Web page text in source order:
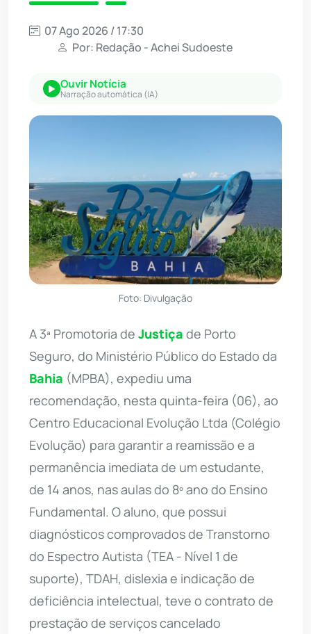
07 Ago 2026 / 17:30
Por: Redação - Achei Sudoeste
Ouvir Notícia
Narração automática (IA)
Foto: Divulgação
A 3ª Promotoria de Justiça de Porto
Seguro, do Ministério Público do Estado da
Bahia (MPBA), expediu uma
recomendação, nesta quinta-feira (06), ao
Centro Educacional Evolução Ltda (Colégio
Evolução) para garantir a reamissão e a
permanência imediata de um estudante,
de 14 anos, nas aulas do 8º ano do Ensino
Fundamental. O aluno, que possui
diagnósticos comprovados de Transtorno
do Espectro Autista (TEA - Nível 1 de
suporte), TDAH, dislexia e indicação de
deficiência intelectual, teve o contrato de
prestação de serviços cancelado